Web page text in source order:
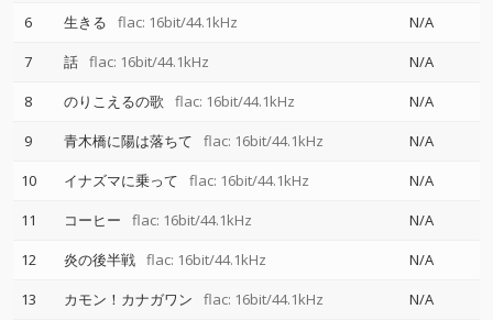
6
生きる flac: 16bit/44.1kHz
N/A
7
話 flac: 16bit/44.1kHz
N/A
8
のりこえるの歌 flac: 16bit/44.1kHz
N/A
9
青木橋に陽は落ちて flac: 16bit/44.1kHz
N/A
10
イナズマに乗って flac: 16bit/44.1kHz
N/A
11
コーヒー flac: 16bit/44.1kHz
N/A
12
炎の後半戦 flac: 16bit/44.1kHz
N/A
13
カモン！カナガワン flac: 16bit/44.1kHz
N/A